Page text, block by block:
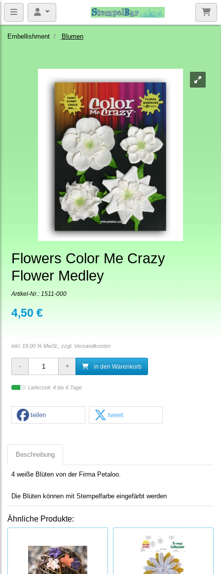
Embellishment Blumen
Flowers Color Me Crazy
Flower Medley
Artikel-Nr.: 1511-000
4,50 €
inkl. 19,00 % MwSt., zzgl. Versandkosten
in den Warenkorb
Lieferzeit: 4 bis 6 Tage
teilen tweet
Beschreibung
4 weiße Blüten von der Firma Petaloo.
Die Blüten können mit Stempelfarbe eingefärbt werden
Ähnliche Produkte: